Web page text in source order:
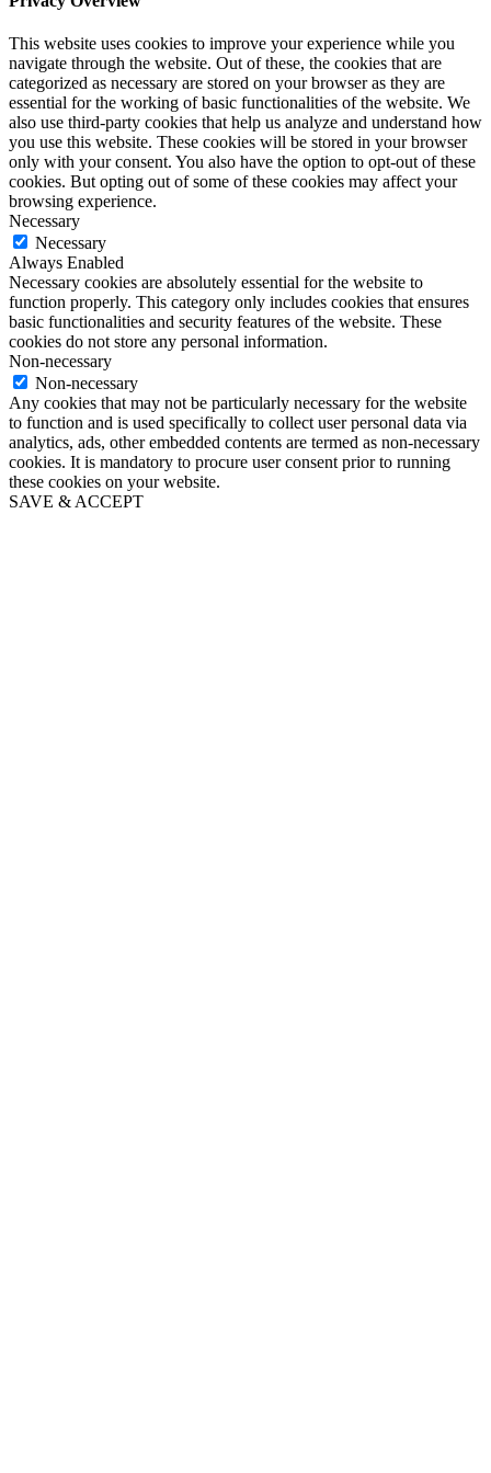
This website uses cookies to improve your experience while you
navigate through the website. Out of these, the cookies that are
categorized as necessary are stored on your browser as they are
essential for the working of basic functionalities of the website. We
also use third-party cookies that help us analyze and understand how
you use this website. These cookies will be stored in your browser
only with your consent. You also have the option to opt-out of these
cookies. But opting out of some of these cookies may affect your
browsing experience.
Necessary
Necessary
Always Enabled
Necessary cookies are absolutely essential for the website to
function properly. This category only includes cookies that ensures
basic functionalities and security features of the website. These
cookies do not store any personal information.
Non-necessary
Non-necessary
Any cookies that may not be particularly necessary for the website
to function and is used specifically to collect user personal data via
analytics, ads, other embedded contents are termed as non-necessary
cookies. It is mandatory to procure user consent prior to running
these cookies on your website.
SAVE & ACCEPT